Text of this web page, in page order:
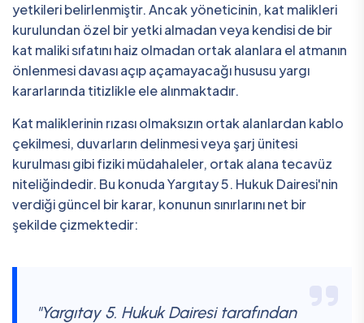
yetkileri belirlenmiştir. Ancak yöneticinin, kat malikleri
kurulundan özel bir yetki almadan veya kendisi de bir
kat maliki sıfatını haiz olmadan ortak alanlara el atmanın
önlenmesi davası açıp açamayacağı hususu yargı
kararlarında titizlikle ele alınmaktadır.
Kat maliklerinin rızası olmaksızın ortak alanlardan kablo
çekilmesi, duvarların delinmesi veya şarj ünitesi
kurulması gibi fiziki müdahaleler, ortak alana tecavüz
niteliğindedir. Bu konuda Yargıtay 5. Hukuk Dairesi'nin
verdiği güncel bir karar, konunun sınırlarını net bir
şekilde çizmektedir:
"Yargıtay 5. Hukuk Dairesi tarafından